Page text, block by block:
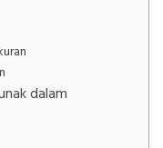
dalam